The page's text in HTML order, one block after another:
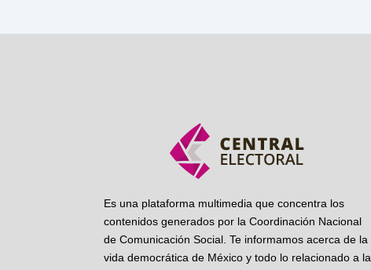
Es una plataforma multimedia que concentra los
contenidos generados por la Coordinación Nacional
de Comunicación Social. Te informamos acerca de la
vida democrática de México y todo lo relacionado a la